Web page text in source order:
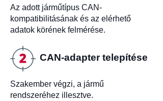
Az adott járműtípus CAN-
kompatibilitásának és az elérhető
adatok körének felmérése.
CAN-adapter telepítése
Szakember végzi, a jármű
rendszeréhez illesztve.